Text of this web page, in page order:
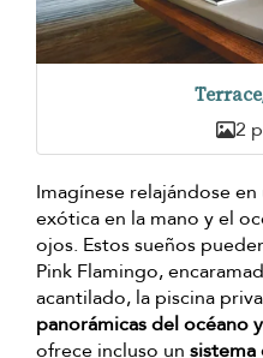
2
Imagínese relajándose
exótica en la mano y el
ojos. Estos sueños
Pink Flamingo,
acantilado, la piscina
panorámicas del océano
ofrece incluso un sistema